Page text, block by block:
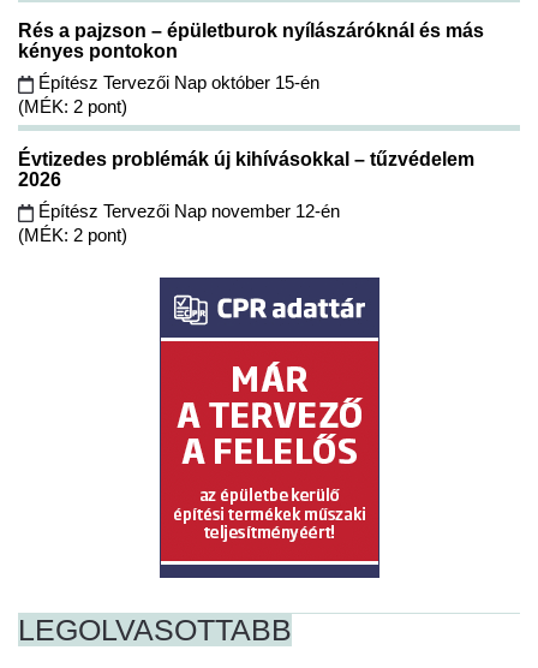
Rés a pajzson – épületburok nyílászáróknál és más
kényes pontokon
Építész Tervezői Nap október 15-én
(MÉK: 2 pont)
Évtizedes problémák új kihívásokkal – tűzvédelem
2026
Építész Tervezői Nap november 12-én
(MÉK: 2 pont)
LEGOLVASOTTABB